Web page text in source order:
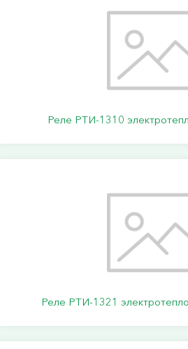
Реле РТИ-1310
Реле РТИ-1321